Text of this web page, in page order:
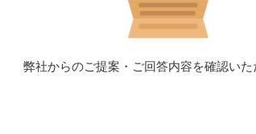
弊社からのご提案・ご回答内容を確認いた